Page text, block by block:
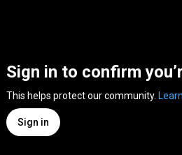
Sign in to confirm
This helps protect our community.
Sign in